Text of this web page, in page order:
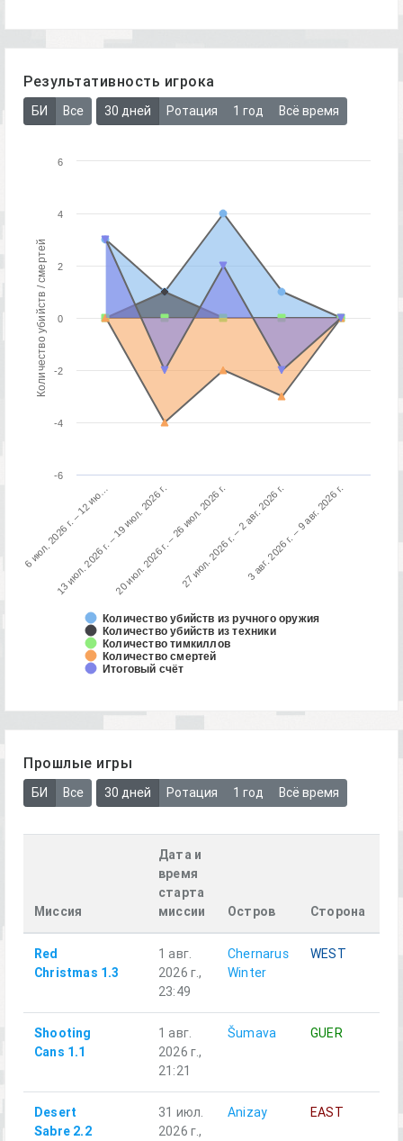
Результативность игрока
БИ Все 30 дней Ротация 1 год Всё время
Количество убийств / смертей
Количество убийств из ручного оружия
Количество убийств из техники
Количество тимкиллов
Количество смертей
Итоговый счёт
6 июл. 2026 г. – 12 ию…
13 июл. 2026 г. – 19 июл. 2026 г.20 июл. 2026 г. – 26 июл. 2026 г.27 июл. 2026 г. – 2 авг. 2026 г.3 авг. 2026 г. – 9 авг. 2026 г.
-4
-2
0
2
4
-6
6
Прошлые игры
БИ Все 30 дней Ротация 1 год Всё время
Миссия
Дата и
время
старта
миссии
Остров Сторона
Red
Christmas 1.3
1 авг.
2026 г.,
23:49
Chernarus
Winter
WEST
Shooting
Cans 1.1
1 авг.
2026 г.,
21:21
Šumava GUER
Desert
Sabre 2.2
31 июл.
2026 г.,
Anizay EAST